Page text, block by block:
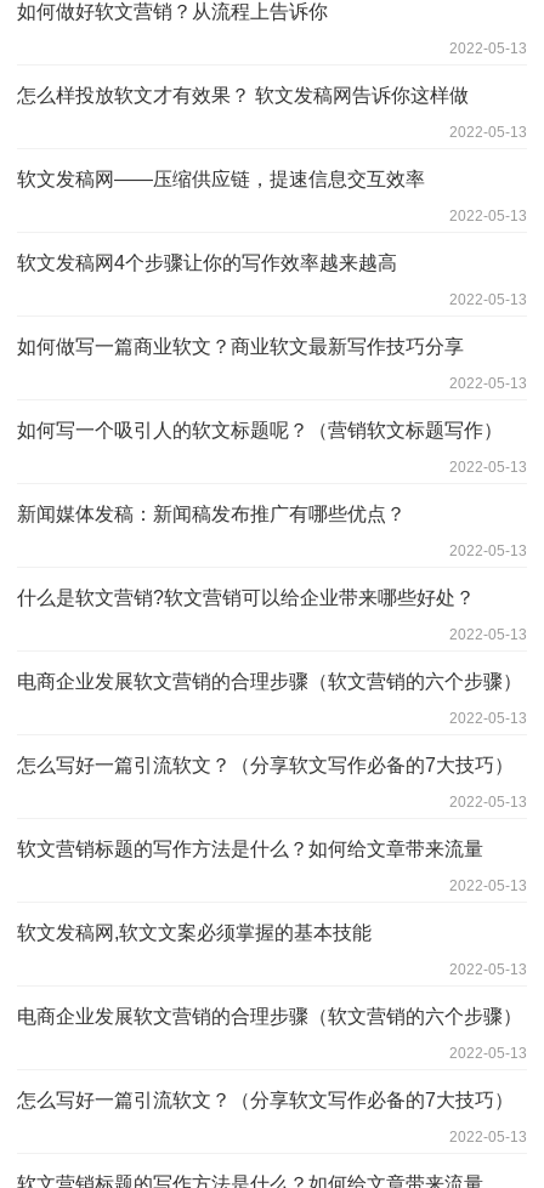
如何做好软文营销？从流程上告诉你
2022-05-13
怎么样投放软文才有效果？ 软文发稿网告诉你这样做
2022-05-13
软文发稿网——压缩供应链，提速信息交互效率
2022-05-13
软文发稿网4个步骤让你的写作效率越来越高
2022-05-13
如何做写一篇商业软文？商业软文最新写作技巧分享
2022-05-13
如何写一个吸引人的软文标题呢？（营销软文标题写作）
2022-05-13
新闻媒体发稿：新闻稿发布推广有哪些优点？
2022-05-13
什么是软文营销?软文营销可以给企业带来哪些好处？
2022-05-13
电商企业发展软文营销的合理步骤（软文营销的六个步骤）
2022-05-13
怎么写好一篇引流软文？（分享软文写作必备的7大技巧）
2022-05-13
软文营销标题的写作方法是什么？如何给文章带来流量
2022-05-13
软文发稿网,软文文案必须掌握的基本技能
2022-05-13
电商企业发展软文营销的合理步骤（软文营销的六个步骤）
2022-05-13
怎么写好一篇引流软文？（分享软文写作必备的7大技巧）
2022-05-13